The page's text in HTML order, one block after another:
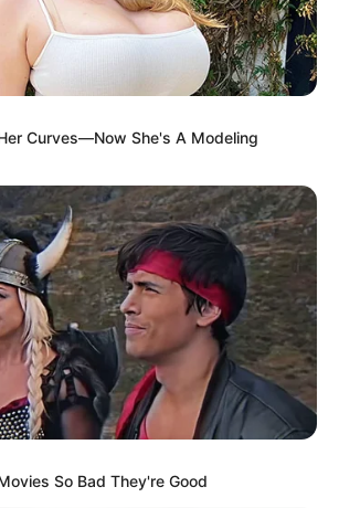
Curves—Now She's A Modeling
So Bad They're Good